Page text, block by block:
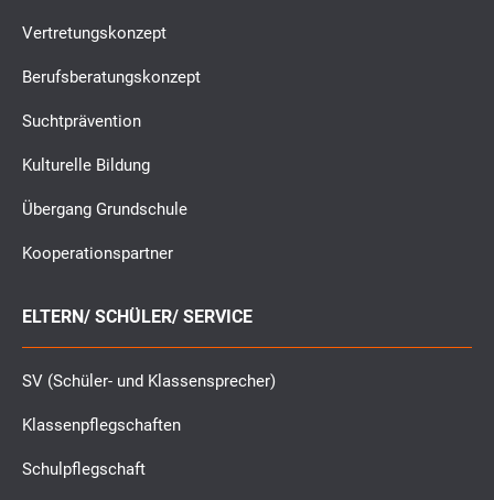
Vertretungskonzept
Berufsberatungskonzept
Suchtprävention
Kulturelle Bildung
Übergang Grundschule
Kooperationspartner
ELTERN/ SCHÜLER/ SERVICE
SV (Schüler- und Klassensprecher)
Klassenpflegschaften
Schulpflegschaft